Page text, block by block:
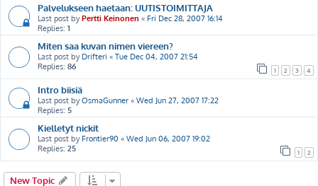
Palvelukseen haetaan: UUTISTOIMITTAJA
Last post byPertti Keinonen « Fri Dec 28, 2007 16:14
Replies: 1
Miten saa kuvan nimen viereen?
Last post by Drifteri « Tue Dec 04, 2007 21:54
Replies: 86 1 2 3 4
Intro biisiä
Last post byOsmaGunner « Wed Jun 27, 2007 17:22
Replies: 5
Kielletyt nickit
Last post by Frontier90 « Wed Jun 06, 2007 19:02
Replies: 25 1 2
New Topic